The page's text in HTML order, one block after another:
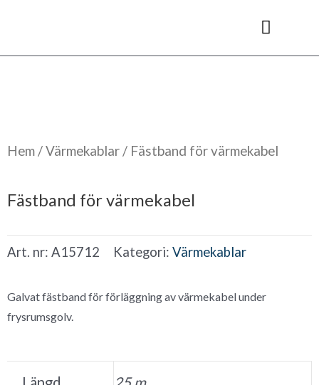
Hem /Värmekablar / Fästband för värmekabel
Fästband för värmekabel
Art. nr: A15712 Kategori: Värmekablar
Galvat fästband för förläggning av värmekabel under
frysrumsgolv.